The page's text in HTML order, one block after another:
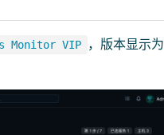
Monitor VIP ，版本显示为